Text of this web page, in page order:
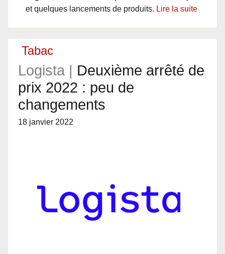
et quelques lancements de produits. Lire la suite
Tabac
Logista | Deuxième arrêté de
prix 2022 : peu de
changements
18 janvier 2022